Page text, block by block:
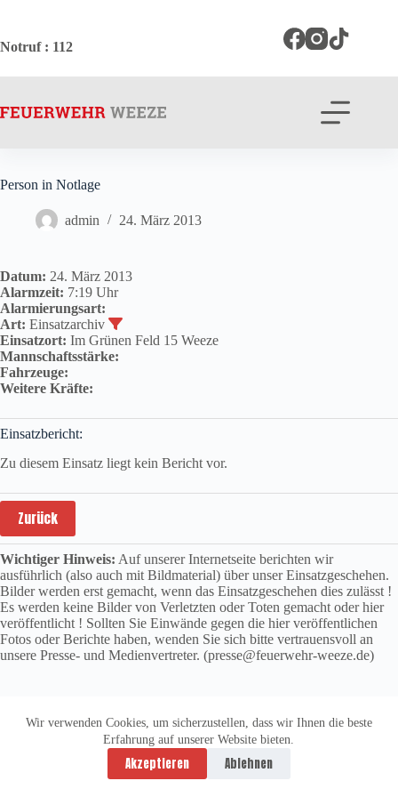
springen
Wir verwenden Cookies, um sicherzustellen, dass wir Ihnen die beste
Erfahrung auf unserer Website bieten.
Akzeptieren Ablehnen
Notruf: 112
Person in Notlage
admin 24. März 2013
Datum: 24. März 2013
Alarmzeit: 7:19 Uhr
Alarmierungsart:
Art: Einsatzarchiv
Einsatzort: Im Grünen Feld 15 Weeze
Mannschaftsstärke:
Fahrzeuge:
Weitere Kräfte:
Einsatzbericht:
Zu diesem Einsatz liegt kein Bericht vor.
Zurück
Wichtiger Hinweis: Auf unserer Internetseite berichten wir
ausführlich (also auch mit Bildmaterial) über unser Einsatzgeschehen.
Bilder werden erst gemacht, wenn das Einsatzgeschehen dies zulässt !
Es werden keine Bilder von Verletzten oder Toten gemacht oder hier
veröffentlicht ! Sollten Sie Einwände gegen die hier veröffentlichen
Fotos oder Berichte haben, wenden Sie sich bitte vertrauensvoll an
unsere Presse- und Medienvertreter. (presse@feuerwehr-weeze.de)
Datenschutzerklärung
Impressum
Copyright © 2026 -
vitolution